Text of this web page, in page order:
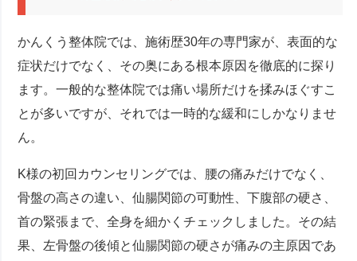
かんくう整体院では、施術歴30年の専門家が、表面的な
症状だけでなく、その奥にある根本原因を徹底的に探り
ます。一般的な整体院では痛い場所だけを揉みほぐすこ
とが多いですが、それでは一時的な緩和にしかなりませ
ん。
K様の初回カウンセリングでは、腰の痛みだけでなく、
骨盤の高さの違い、仙腸関節の可動性、下腹部の硬さ、
首の緊張まで、全身を細かくチェックしました。その結
果、左骨盤の後傾と仙腸関節の硬さが痛みの主原因であ